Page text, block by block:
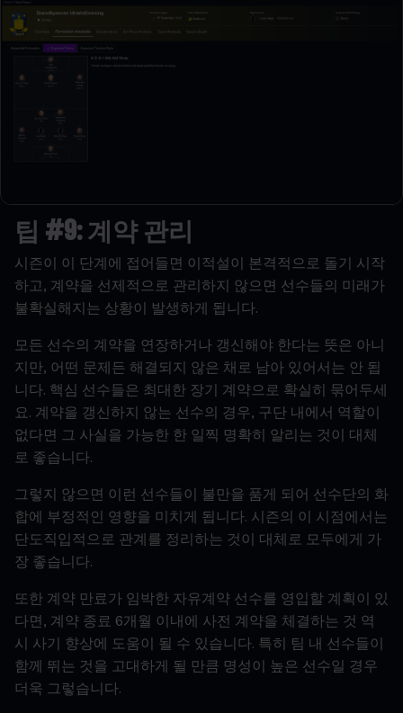
팁 #9:계약 관리
시즌이 이 단계에 접어들면 이적설이 본격적으로 돌기 시작
하고, 계약을 선제적으로 관리하지 않으면 선수들의 미래가
불확실해지는 상황이 발생하게 됩니다.
모든 선수의 계약을 연장하거나 갱신해야 한다는 뜻은 아니
지만, 어떤 문제든 해결되지 않은 채로 남아 있어서는 안 됩
니다. 핵심 선수들은 최대한 장기 계약으로 확실히 묶어두세
요 . 계약을 갱신하지 않는 선수의 경우, 구단 내에서 역할이
없다면 그 사실을 가능한 한 일찍 명확히 알리는 것이 대체
로 좋습니다.
그렇지 않으면 이런 선수들이 불만을 품게 되어 선수단의 화
합에 부정적인 영향을 미치게 됩니다. 시즌의 이 시점에서는
단도직입적으로 관계를 정리하는 것이 대체로 모두에게 가
장 좋습니다.
또한 계약 만료가 임박한 자유계약 선수를 영입할 계획이 있
다면, 계약 종료 6개월 이내에 사전 계약을 체결하는 것 역
시 사기 향상에 도움이 될 수 있습니다. 특히 팀 내 선수들이
함께 뛰는 것을 고대하게 될 만큼 명성이 높은 선수일 경우
더욱 그렇습니다.